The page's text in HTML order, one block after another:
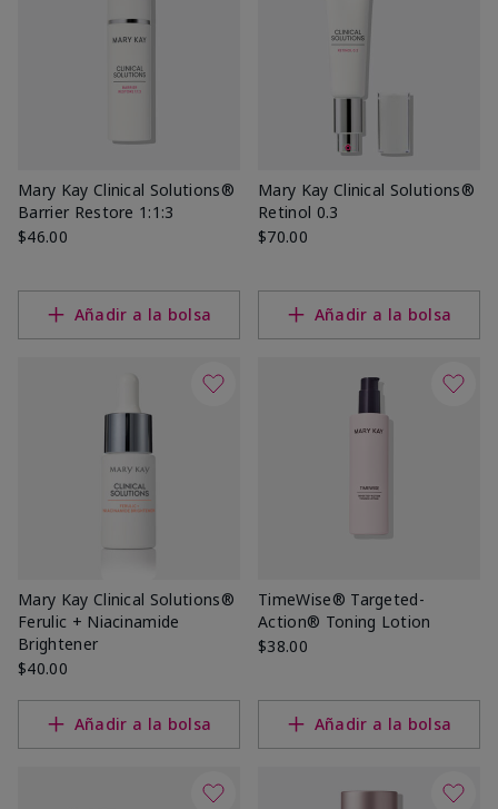
Mary Kay Clinical Solutions®
Barrier Restore 1:1:3
$46.00
Añadir a la bolsa
Mary Kay Clinical Solutions®
Retinol 0.3
$70.00
Añadir a la bolsa
Mary Kay Clinical Solutions®
Ferulic + Niacinamide
Brightener
$40.00
Añadir a la bolsa
TimeWise® Targeted-
Action® Toning Lotion
$38.00
Añadir a la bolsa